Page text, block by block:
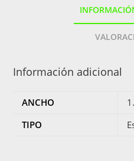
Información adicional
ANCHO
TIPO